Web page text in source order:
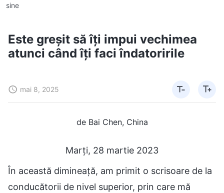
sine
Este greșit să îți impui vechimea
atunci când îți faci îndatoririle
mai 8, 2025
de Bai Chen, China
Marți, 28 martie 2023
În această dimineață, am primit o scrisoare de la
conducătorii de nivel superior, prin care mă